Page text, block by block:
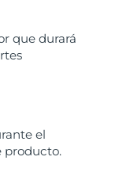
que durará
el
producto.